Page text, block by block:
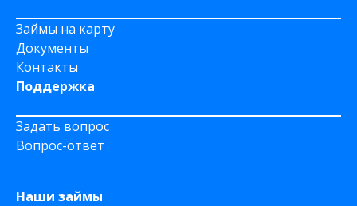
Займы на карту
Документы
Контакты
Поддержка
Задать вопрос
Вопрос-ответ
Наши займы